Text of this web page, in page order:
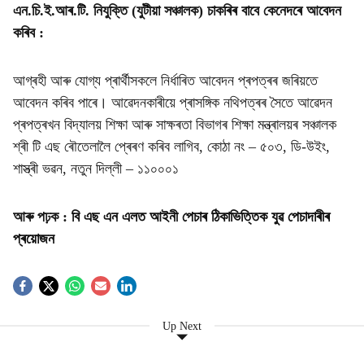
এন.চি.ই.আৰ.টি. নিযুক্তি (যুটীয়া সঞ্চালক) চাকৰিৰ বাবে কেনেদৰে আবেদন
কৰিব :
আগ্ৰহী আৰু যোগ্য প্ৰাৰ্থীসকলে নিৰ্ধাৰিত আবেদন প্ৰপত্ৰৰ জৰিয়তে
আবেদন কৰিব পাৰে। আৱেদনকাৰীয়ে প্ৰাসঙ্গিক নথিপত্ৰৰ সৈতে আৱেদন
প্ৰপত্ৰখন বিদ্যালয় শিক্ষা আৰু সাক্ষৰতা বিভাগৰ শিক্ষা মন্ত্ৰালয়ৰ সঞ্চালক
শ্ৰী টি এছ ৰৌতেলালৈ প্ৰেৰণ কৰিব লাগিব, কোঠা নং – ৫০৩, ডি-উইং,
শাস্ত্ৰী ভৱন, নতুন দিল্লী – ১১০০০১
আৰু পঢ়ক : বি এছ এন এলত আইনী পেচাৰ ঠিকাভিত্তিক যুৱ পেচাদাৰীৰ
প্ৰয়োজন
Up Next